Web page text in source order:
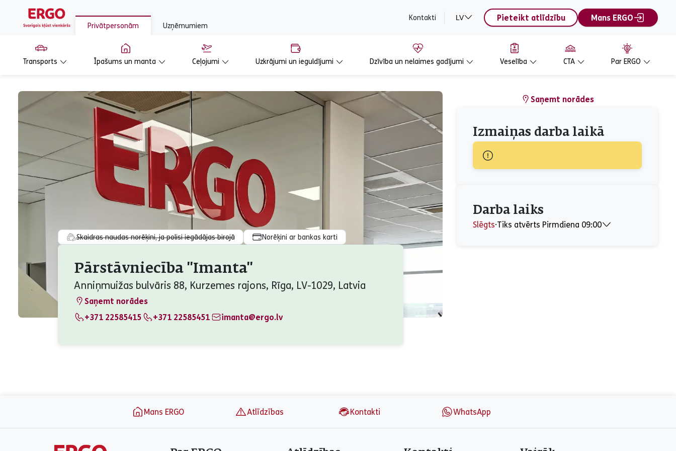
Privātpersonām Uzņēmumiem
Kontakti LV Pieteikt atlīdzību Mans ERGO
Transports Īpašums un manta Ceļojumi Uzkrājumi un ieguldījumi Dzīvība un nelaimes gadījumi Veselība CTA Par ERGO
Skaidras naudas norēķini, ja polisi iegādājas birojā Norēķini ar bankas karti
Pārstāvniecība ''Imanta''
Anniņmuižas bulvāris 88, Kurzemes rajons, Rīga, LV-1029, Latvia
Saņemt norādes
+371 22585415
+371 22585451 imanta@ergo.lv
Saņemt norādes
Izmaiņas darba laikā
Darba laiks
Slēgts⋅Tiks atvērts Pirmdiena 09:00
aria_label_footerMans ERGO Atlīdzības Kontakti WhatsApp